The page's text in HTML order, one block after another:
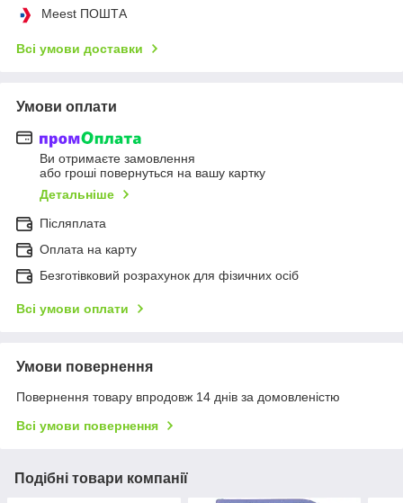
Meest ПОШТА
Всі умови доставки
Умови оплати
Ви отримаєте замовлення
або гроші повернуться на вашу картку
Детальніше
Післяплата
Оплата на карту
Безготівковий розрахунок для фізичних осіб
Всі умови оплати
Умови повернення
Повернення товару впродовж 14 днів за домовленістю
Всі умови повернення
Подібні товари компанії